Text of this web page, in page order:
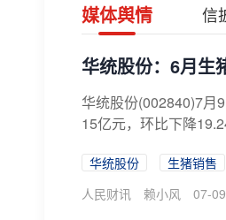
媒体舆情 信
华统股份：6月生
华统股份(002840)7月
15亿元，环比下降
华统股份 生猪销售
人民财讯
赖小风 07-